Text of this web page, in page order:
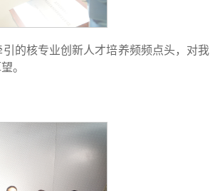
的核专业创新人才培养频频点头，对我
。